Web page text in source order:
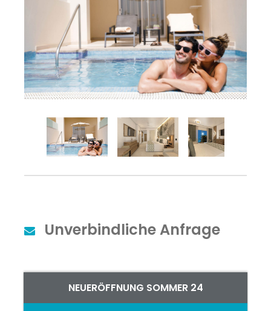
NEUERÖFFNUNG SOMMER 24
Unverbindliche Anfrage